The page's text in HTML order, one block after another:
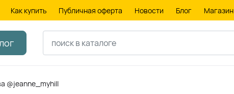
Как купить Публичная оферта Новости Блог Магазин
@jeanne_myhill